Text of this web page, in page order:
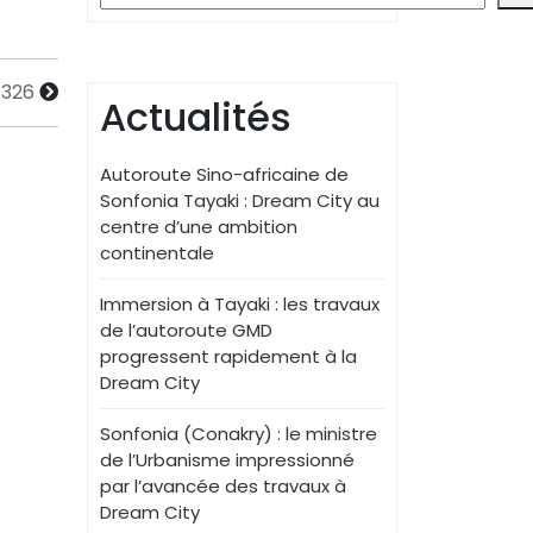
Actualités
Autoroute Sino-africaine de
Sonfonia Tayaki : Dream City au
centre d’une ambition
continentale
Immersion à Tayaki : les travaux
de l’autoroute GMD
progressent rapidement à la
Dream City
Sonfonia (Conakry) : le ministre
de l’Urbanisme impressionné
par l’avancée des travaux à
Dream City